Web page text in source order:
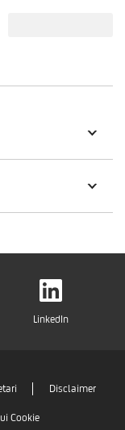
LinkedIn
Disclaimer
Cookie